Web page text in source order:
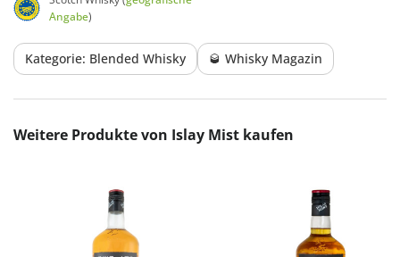
Angabe)
Kategorie: Blended Whisky 🥃 Whisky Magazin
Produktgalerie überspringen
Weitere Produkte von Islay Mist kaufen